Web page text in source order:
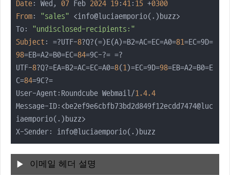
Date: Wed, 07 Feb 2024 19 :41: 15 +0300
From: "sales" <info@luciaemporio(.)buzz>
To: "undisclosed-recipients:"
Subject : =?UTF-8?Q?(=)E(A)=B2=AC=EC=A0=81=EC=9D=
98=EB=A2=B0=EC=84=9C-?= =?
UTF-8?Q?=EA=B2=AC=EC=A0=8(1)=EC=9D=98=EB=A2=B0=E
C=84=9C?=
User-Agent:Roundcube Webmail/1.4.4
Message-ID: <be2ef9e6cbfb73bd2d849f12ecdd7474@luc
iaemporio(.)buzz>
X-Sender: info@luciaemporio(.)buzz
이메일 헤더 설명